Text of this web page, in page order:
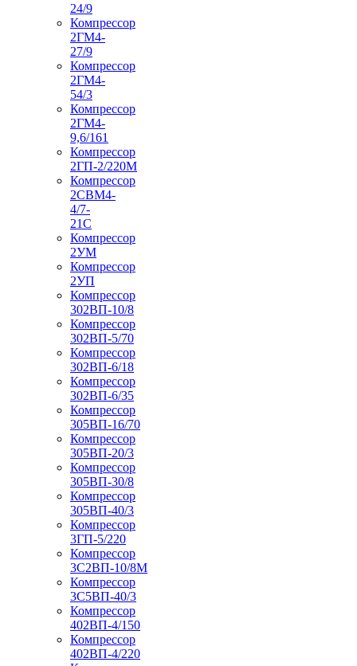
24/9
Компрессор
2ГМ4-
27/9
Компрессор
2ГМ4-
54/3
Компрессор
2ГМ4-
9,6/161
Компрессор
2ГП-2/220М
Компрессор
2СВМ4-
4/7-
21С
Компрессор
2УМ
Компрессор
2УП
Компрессор
302ВП-10/8
Компрессор
302ВП-5/70
Компрессор
302ВП-6/18
Компрессор
302ВП-6/35
Компрессор
305ВП-16/70
Компрессор
305ВП-20/3
Компрессор
305ВП-30/8
Компрессор
305ВП-40/3
Компрессор
3ГП-5/220
Компрессор
3С2ВП-10/8М
Компрессор
3С5ВП-40/3
Компрессор
402ВП-4/150
Компрессор
402ВП-4/220